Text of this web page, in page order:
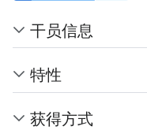
干员信息
特性
获得方式